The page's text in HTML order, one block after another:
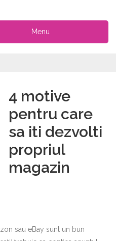
Menu
4 motive
pentru care
sa iti dezvolti
propriul
magazin
sau eBay sunt un bun